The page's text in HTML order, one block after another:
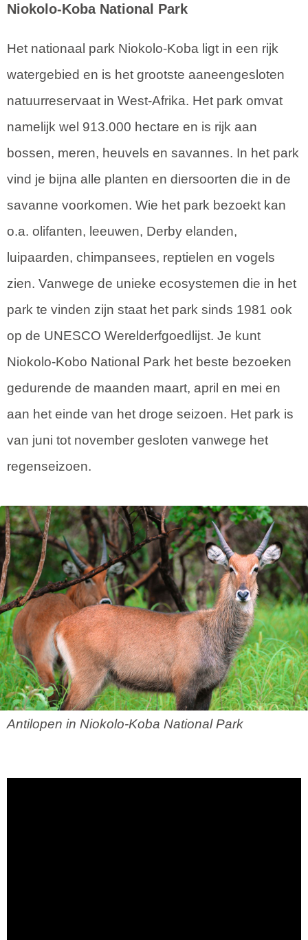
Niokolo-Koba National Park
Het nationaal park Niokolo-Koba ligt in een rijk
watergebied en is het grootste aaneengesloten
natuurreservaat in West-Afrika. Het park omvat
namelijk wel 913.000 hectare en is rijk aan
bossen, meren, heuvels en savannes. In het park
vind je bijna alle planten en diersoorten die in de
savanne voorkomen. Wie het park bezoekt kan
o.a. olifanten, leeuwen, Derby elanden,
luipaarden, chimpansees, reptielen en vogels
zien. Vanwege de unieke ecosystemen die in het
park te vinden zijn staat het park sinds 1981 ook
op de UNESCO Werelderfgoedlijst. Je kunt
Niokolo-Kobo National Park het beste bezoeken
gedurende de maanden maart, april en mei en
aan het einde van het droge seizoen. Het park is
van juni tot november gesloten vanwege het
regenseizoen.
Antilopen in Niokolo-Koba National Park